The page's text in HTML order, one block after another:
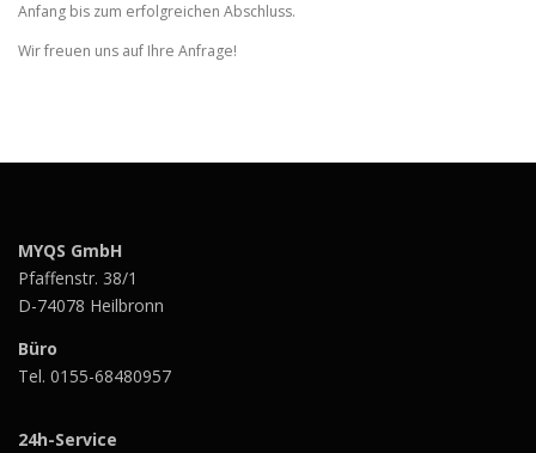
Anfang bis zum erfolgreichen Abschluss.
Wir freuen uns auf Ihre Anfrage!
MYQS GmbH
Pfaffenstr. 38/1
D-74078 Heilbronn
Büro
Tel. 0155-68480957
24h-Service